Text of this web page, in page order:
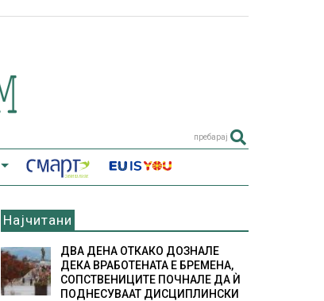
пребарај
Најчитани
ДВА ДЕНА ОТКАКО ДОЗНАЛЕ
ДЕКА ВРАБОТЕНАТА Е БРЕМЕНА,
СОПСТВЕНИЦИТЕ ПОЧНАЛЕ ДА Ѝ
ПОДНЕСУВААТ ДИСЦИПЛИНСКИ